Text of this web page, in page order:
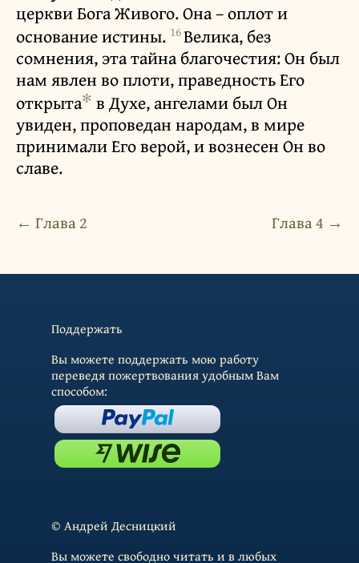
церкви Бога Живого. Она – оплот и
основание истины. 16Велика, без
сомнения, эта тайна благочестия: Он был
нам явлен во плоти, праведность Его
открыта✻ в Духе, ангелами был Он
увиден, проповедан народам, в мире
принимали Его верой, и вознесен Он во
славе.
← Глава 2 Глава 4 →
Поддержать
Вы можете поддержать мою работу
переведя пожертвования удобным Вам
способом:
© Андрей Десницкий
Вы можете свободно читать и в любых